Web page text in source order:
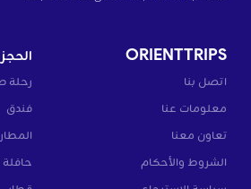
ORIENTTRIPS
اتصل بنا
معلومات عنا
تعاون معنا
الشروط والأحكام
الحجز
رحلة
فندق
حافلة